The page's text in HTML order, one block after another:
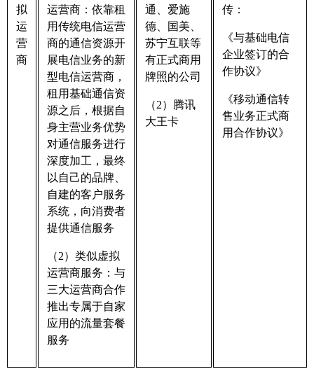
拟
运
营
商
运营商：依靠租
用传统电信运营
商的通信资源开
展电信业务的新
型电信运营商，
租用基础通信资
源之后，根据自
身主营业务优势
对通信服务进行
深度加工，最终
以自己的品牌、
自建的客户服务
系统，向消费者
提供通信服务
（2）类似虚拟
运营商服务：与
三大运营商合作
推出专属于自家
应用的流量套餐
服务
通、爱施
德、国美、
苏宁互联等
有正式商用
牌照的公司
（2）腾讯
大王卡
传：
《与基础电信
企业签订的合
作协议》
《移动通信转
售业务正式商
用合作协议》